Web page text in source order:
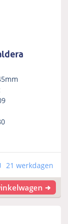
21 werkdagen